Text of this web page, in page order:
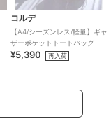
コルデ
【A4/シーズンレス/軽量】ギャ
ザーポケットトートバッグ
¥5,390 再入荷